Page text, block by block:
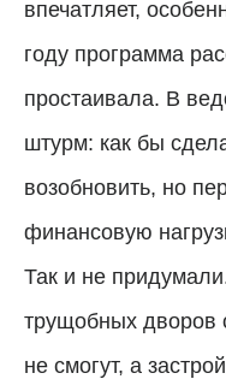
впечатляет,
году программа
простаивала. В
штурм: как бы
возобновить, но
финансовую
Так и не
трущобных дворов
не смогут, а